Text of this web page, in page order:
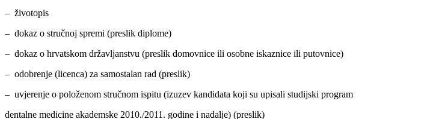
– životopis
– dokaz o stručnoj spremi (preslik diplome)
– dokaz o hrvatskom državljanstvu (preslik domovnice ili osobne iskaznice ili putovnice)
– odobrenje (licenca) za samostalan rad (preslik)
– uvjerenje o položenom stručnom ispitu (izuzev kandidata koji su upisali studijski program
dentalne medicine akademske 2010./2011. godine i nadalje) (preslik)